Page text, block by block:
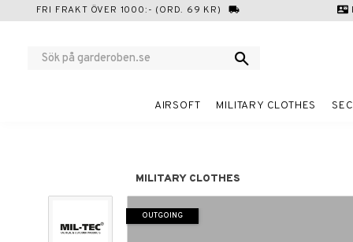
FRI FRAKT ÖVER 1000:- (ORD. 69 KR) local_shipping contact_mail
AIRSOFT MILITARY CLOTHES
MILITARY CLOTHES
OUTGOING